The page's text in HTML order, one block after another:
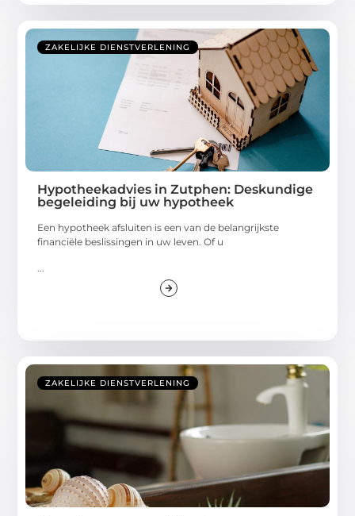
ZAKELIJKE DIENSTVERLENING
Hypotheekadvies in Zutphen: Deskundige
begeleiding bij uw hypotheek
Een hypotheek afsluiten is een van de belangrijkste
financiële beslissingen in uw leven. Of u
ZAKELIJKE DIENSTVERLENING